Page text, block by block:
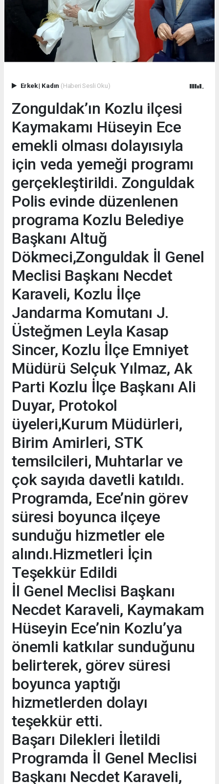
Erkek| Kadın (Haberi Sesli Oku)
Zonguldak’ın Kozlu ilçesi
Kaymakamı Hüseyin Ece
emekli olması dolayısıyla
için veda yemeği programı
gerçekleştirildi. Zonguldak
Polis evinde düzenlenen
programa Kozlu Belediye
Başkanı Altuğ
Dökmeci,Zonguldak İl Genel
Meclisi Başkanı Necdet
Karaveli, Kozlu İlçe
Jandarma Komutanı J.
Üsteğmen Leyla Kasap
Sincer, Kozlu İlçe Emniyet
Müdürü Selçuk Yılmaz, Ak
Parti Kozlu İlçe Başkanı Ali
Duyar, Protokol
üyeleri,Kurum Müdürleri,
Birim Amirleri, STK
temsilcileri, Muhtarlar ve
çok sayıda davetli katıldı.
Programda, Ece’nin görev
süresi boyunca ilçeye
sunduğu hizmetler ele
alındı.Hizmetleri İçin
Teşekkür Edildi
İl Genel Meclisi Başkanı
Necdet Karaveli, Kaymakam
Hüseyin Ece’nin Kozlu’ya
önemli katkılar sunduğunu
belirterek, görev süresi
boyunca yaptığı
hizmetlerden dolayı
teşekkür etti.
Başarı Dilekleri İletildi
Programda İl Genel Meclisi
Başkanı Necdet Karaveli,